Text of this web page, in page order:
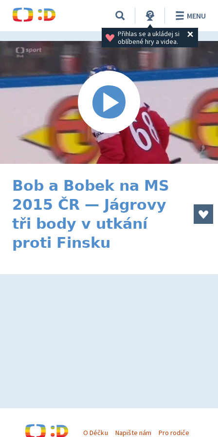
Přihlas se a ukládej si
oblíbené hry a videa.
MENU
Bob a Bobek na MS
2015 ČR — Jágrovy
tři body v utkání
proti Finsku
O Déčku Napište nám Pro rodiče